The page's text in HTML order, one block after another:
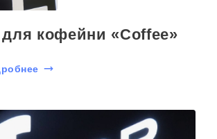
кофейни «Coffee»